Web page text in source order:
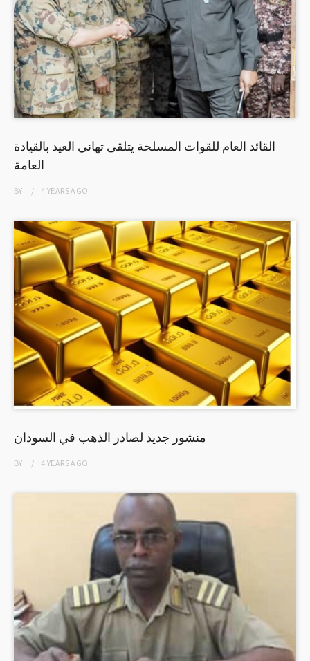
القائد العام للقوات المسلحة يتلقى تهاني العيد بالقيادة
العامة
BY 4 YEARSAGO
منشور جديد لصادر الذهب في السودان
BY 4 YEARSAGO